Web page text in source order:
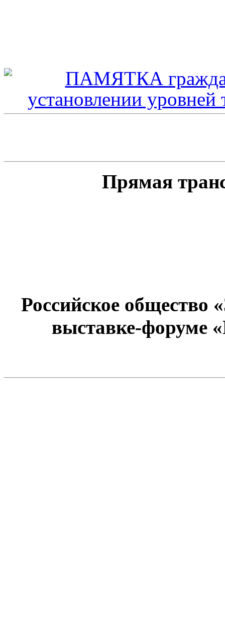
Прямая
Российское общество
выставке-форуме